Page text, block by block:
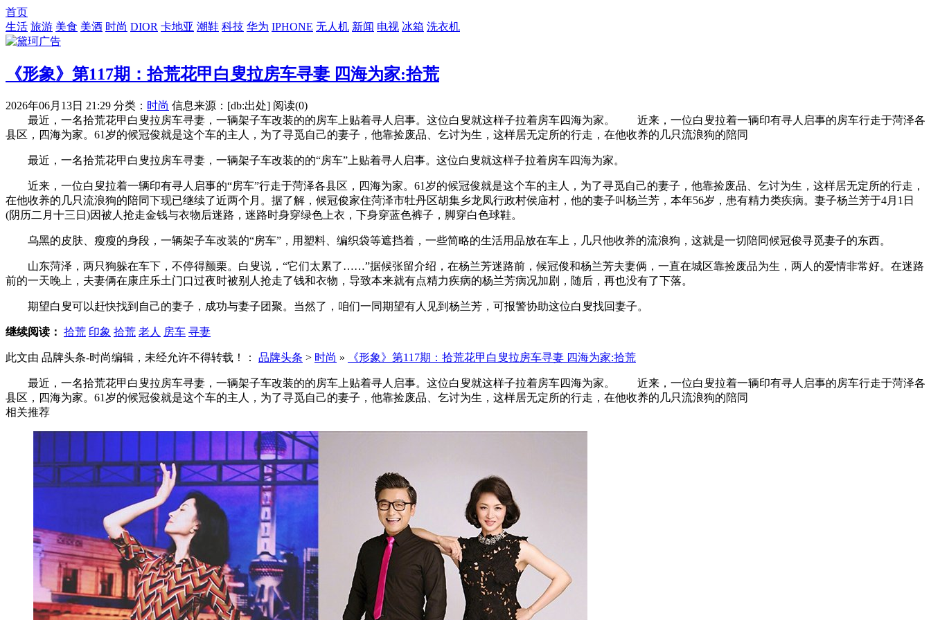
首页
生活 旅游 美食 美酒 时尚 DIOR 卡地亚 潮鞋 科技 华为 IPHONE 无人机 新闻 电视 冰箱 洗衣机
《形象》第117期：拾荒花甲白叟拉房车寻妻 四海为家:拾荒
2026年06月13日 21:29 分类： 时尚 信息来源：[db:出处] 阅读(0)
最近，一名拾荒花甲白叟拉房车寻妻，一辆架子车改装的的房车上贴着寻人启事。这位白叟就这样子拉着房车四海为家。 近来，一位白叟拉着一辆印有寻人启事的房车行走于菏泽各
县区，四海为家。61岁的候冠俊就是这个车的主人，为了寻觅自己的妻子，他靠捡废品、乞讨为生，这样居无定所的行走，在他收养的几只流浪狗的陪同
最近，一名拾荒花甲白叟拉房车寻妻，一辆架子车改装的的“房车”上贴着寻人启事。这位白叟就这样子拉着房车四海为家。
近来，一位白叟拉着一辆印有寻人启事的“房车”行走于菏泽各县区，四海为家。61岁的候冠俊就是这个车的主人，为了寻觅自己的妻子，他靠捡废品、乞讨为生，这样居无定所的行走，
在他收养的几只流浪狗的陪同下现已继续了近两个月。据了解，候冠俊家住菏泽市牡丹区胡集乡龙凤行政村侯庙村，他的妻子叫杨兰芳，本年56岁，患有精力类疾病。妻子杨兰芳于4月1日
(阴历二月十三日)因被人抢走金钱与衣物后迷路，迷路时身穿绿色上衣，下身穿蓝色裤子，脚穿白色球鞋。
乌黑的皮肤、瘦瘦的身段，一辆架子车改装的“房车”，用塑料、编织袋等遮挡着，一些简略的生活用品放在车上，几只他收养的流浪狗，这就是一切陪同候冠俊寻觅妻子的东西。
山东菏泽，两只狗躲在车下，不停得颤栗。白叟说，“它们太累了……”据候张留介绍，在杨兰芳迷路前，候冠俊和杨兰芳夫妻俩，一直在城区靠捡废品为生，两人的爱情非常好。在迷路
前的一天晚上，夫妻俩在康庄乐土门口过夜时被别人抢走了钱和衣物，导致本来就有点精力疾病的杨兰芳病况加剧，随后，再也没有了下落。
期望白叟可以赶快找到自己的妻子，成功与妻子团聚。当然了，咱们一同期望有人见到杨兰芳，可报警协助这位白叟找回妻子。
继续阅读： 拾荒 印象 拾荒 老人 房车 寻妻
此文由 品牌头条-时尚编辑，未经允许不得转载！： 品牌头条 > 时尚 » 《形象》第117期：拾荒花甲白叟拉房车寻妻 四海为家:拾荒
最近，一名拾荒花甲白叟拉房车寻妻，一辆架子车改装的的房车上贴着寻人启事。这位白叟就这样子拉着房车四海为家。 近来，一位白叟拉着一辆印有寻人启事的房车行走于菏泽各
县区，四海为家。61岁的候冠俊就是这个车的主人，为了寻觅自己的妻子，他靠捡废品、乞讨为生，这样居无定所的行走，在他收养的几只流浪狗的陪同
相关推荐